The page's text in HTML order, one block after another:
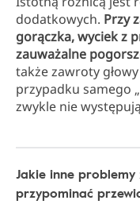
dodatkowych. Przy
gorączka, wyciek z
zauważalne
także zawroty
przypadku samego
zwykle nie
Jakie inne
przypominać